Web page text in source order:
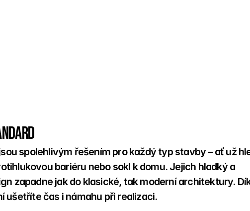
spolehlivým řešením pro každý typ stavby – ať už
bariéru nebo sokl k domu. Jejich hladký a
zapadne jak do klasické, tak moderní architektury.
ušetříte čas i námahu při realizaci.